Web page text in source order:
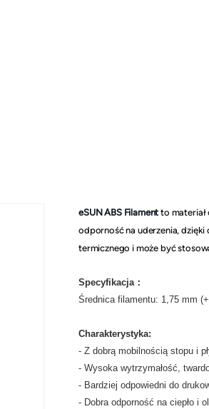
eSUN ABS Filament to materiał
odporność na uderzenia, dzięki
termicznego i może być
Specyfikacja：
Średnica filamentu: 1,75 mm
Charakterystyka:
- Z dobrą mobilnością stopu i
- Wysoka wytrzymałość,
- Bardziej odpowiedni do
- Dobra odporność na ciepło i